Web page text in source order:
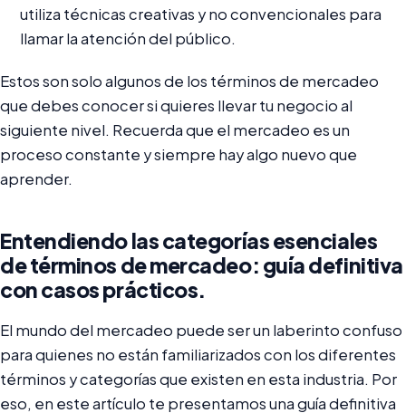
utiliza técnicas creativas y no convencionales para
llamar la atención del público.
Estos son solo algunos de los términos de mercadeo
que debes conocer si quieres llevar tu negocio al
siguiente nivel. Recuerda que el mercadeo es un
proceso constante y siempre hay algo nuevo que
aprender.
Entendiendo las categorías esenciales
de términos de mercadeo: guía definitiva
con casos prácticos.
El mundo del mercadeo puede ser un laberinto confuso
para quienes no están familiarizados con los diferentes
términos y categorías que existen en esta industria. Por
eso, en este artículo te presentamos una guía definitiva